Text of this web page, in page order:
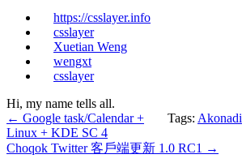
https://csslayer.info
csslayer
Xuetian Weng
wengxt
csslayer
Hi, my name tells all.
Tags: Akonadi
← Google task/Calendar +
Linux + KDE SC 4
Choqok Twitter 客戶端更新 1.0 RC1 →